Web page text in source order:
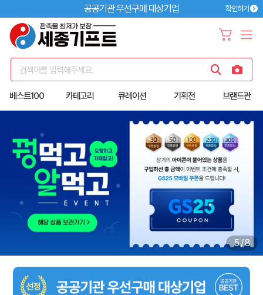
공공기관 우선구매 대상기업 확인하기
검색어를 입력해주세요.
베스트100 카테고리 큐레이션 기획전 브랜드관
5/8